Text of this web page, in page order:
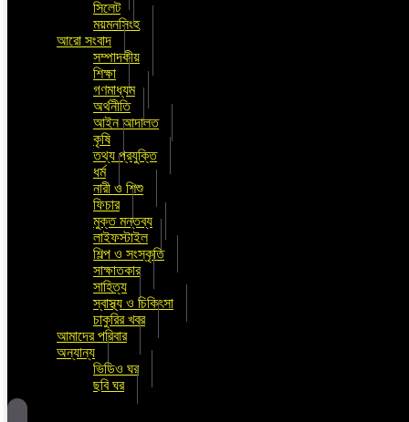
সিলেট
ময়মনসিংহ
আরো সংবাদ
সম্পাদকীয়
শিক্ষা
গণমাধ্যম
অর্থনীতি
আইন আদালত
কৃষি
তথ্য প্রযুক্তি
ধর্ম
নারী ও শিশু
ফিচার
মুক্ত মন্তব্য
লাইফস্টাইল
শিল্প ও সংস্কৃতি
সাক্ষাতকার
সাহিত্য
স্বাস্থ্য ও চিকিৎসা
চাকুরির খবর
আমাদের পরিবার
অন্যান্য
ভিডিও ঘর
ছবি ঘর